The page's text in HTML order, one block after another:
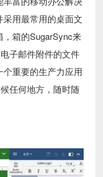
用最常用的桌面文
箱的SugarSync来
子邮件附件的文件
重要的生产力应用
任何地方，随时随